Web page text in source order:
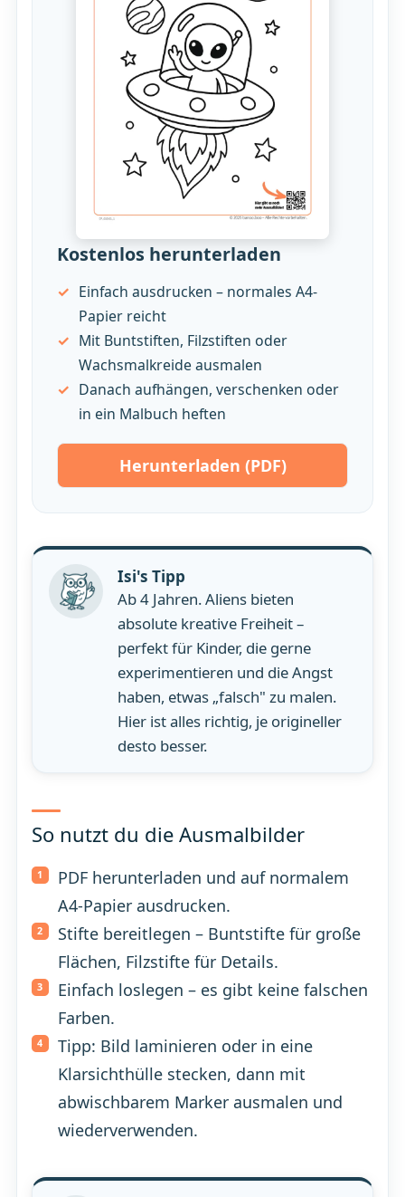
Kostenlos herunterladen
Einfach ausdrucken – normales A4-
Papier reicht
Mit Buntstiften, Filzstiften oder
Wachsmalkreide ausmalen
Danach aufhängen, verschenken oder
in ein Malbuch heften
Herunterladen (PDF)
Isi's Tipp
Ab 4 Jahren. Aliens bieten
absolute kreative Freiheit –
perfekt für Kinder, die gerne
experimentieren und die Angst
haben, etwas „falsch" zu malen.
Hier ist alles richtig, je origineller
desto besser.
So nutzt du die Ausmalbilder
PDF herunterladen und auf normalem
A4-Papier ausdrucken.
Stifte bereitlegen – Buntstifte für große
Flächen, Filzstifte für Details.
Einfach loslegen – es gibt keine falschen
Farben.
Tipp: Bild laminieren oder in eine
Klarsichthülle stecken, dann mit
abwischbarem Marker ausmalen und
wiederverwenden.